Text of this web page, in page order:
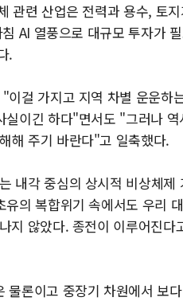
관련 산업은 전력과 용수, 토
AI 열풍으로 대규모 투자가
.
걸 가지고 지역 차별 운운
이긴 하다"면서도 "그러나
해 주기 바란다"고 일축했다.
내각 중심의 상시적 비상체
의 복합위기 속에서도 우리
지 않았다. 종전이 이루어진
물론이고 중장기 차원에서 보